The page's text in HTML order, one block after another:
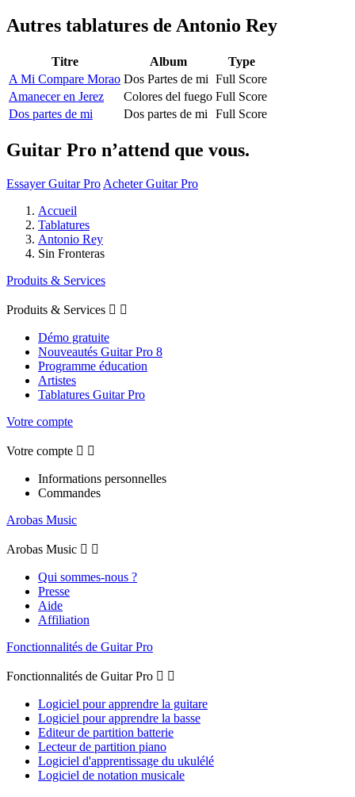
Autres tablatures de Antonio Rey
Titre Album
Type
A Mi Compare Morao Dos Partes de mi Full Score
Amanecer en Jerez
Colores del fuego Full Score
Dos partes de mi
Dos partes de mi Full Score
Guitar Pro n’attend que vous.
Essayer Guitar Pro Acheter Guitar Pro
Accueil
Tablatures
Antonio Rey
Sin Fronteras
Produits & Services
Produits & Services  
Démo gratuite
Nouveautés Guitar Pro 8
Programme éducation
Artistes
Tablatures Guitar Pro
Votre compte
Votre compte  
Informations personnelles
Commandes
Arobas Music
Arobas Music  
Qui sommes-nous ?
Presse
Aide
Affiliation
Fonctionnalités de Guitar Pro
Fonctionnalités de Guitar Pro  
Logiciel pour apprendre la guitare
Logiciel pour apprendre la basse
Editeur de partition batterie
Lecteur de partition piano
Logiciel d'apprentissage du ukulélé
Logiciel de notation musicale